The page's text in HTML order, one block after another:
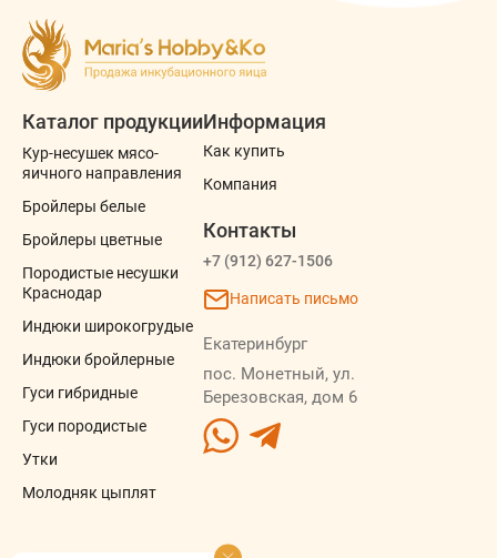
Каталог продукции
Кур-несушек мясо-
яичного направления
Бройлеры белые
Бройлеры цветные
Породистые несушки
Краснодар
Индюки широкогрудые
Индюки бройлерные
Гуси гибридные
Гуси породистые
Утки
Молодняк цыплят
Информация
Как купить
Компания
Контакты
+7 (912) 627-1506
Написать письмо
Екатеринбург
пос. Монетный, ул.
Березовская, дом 6